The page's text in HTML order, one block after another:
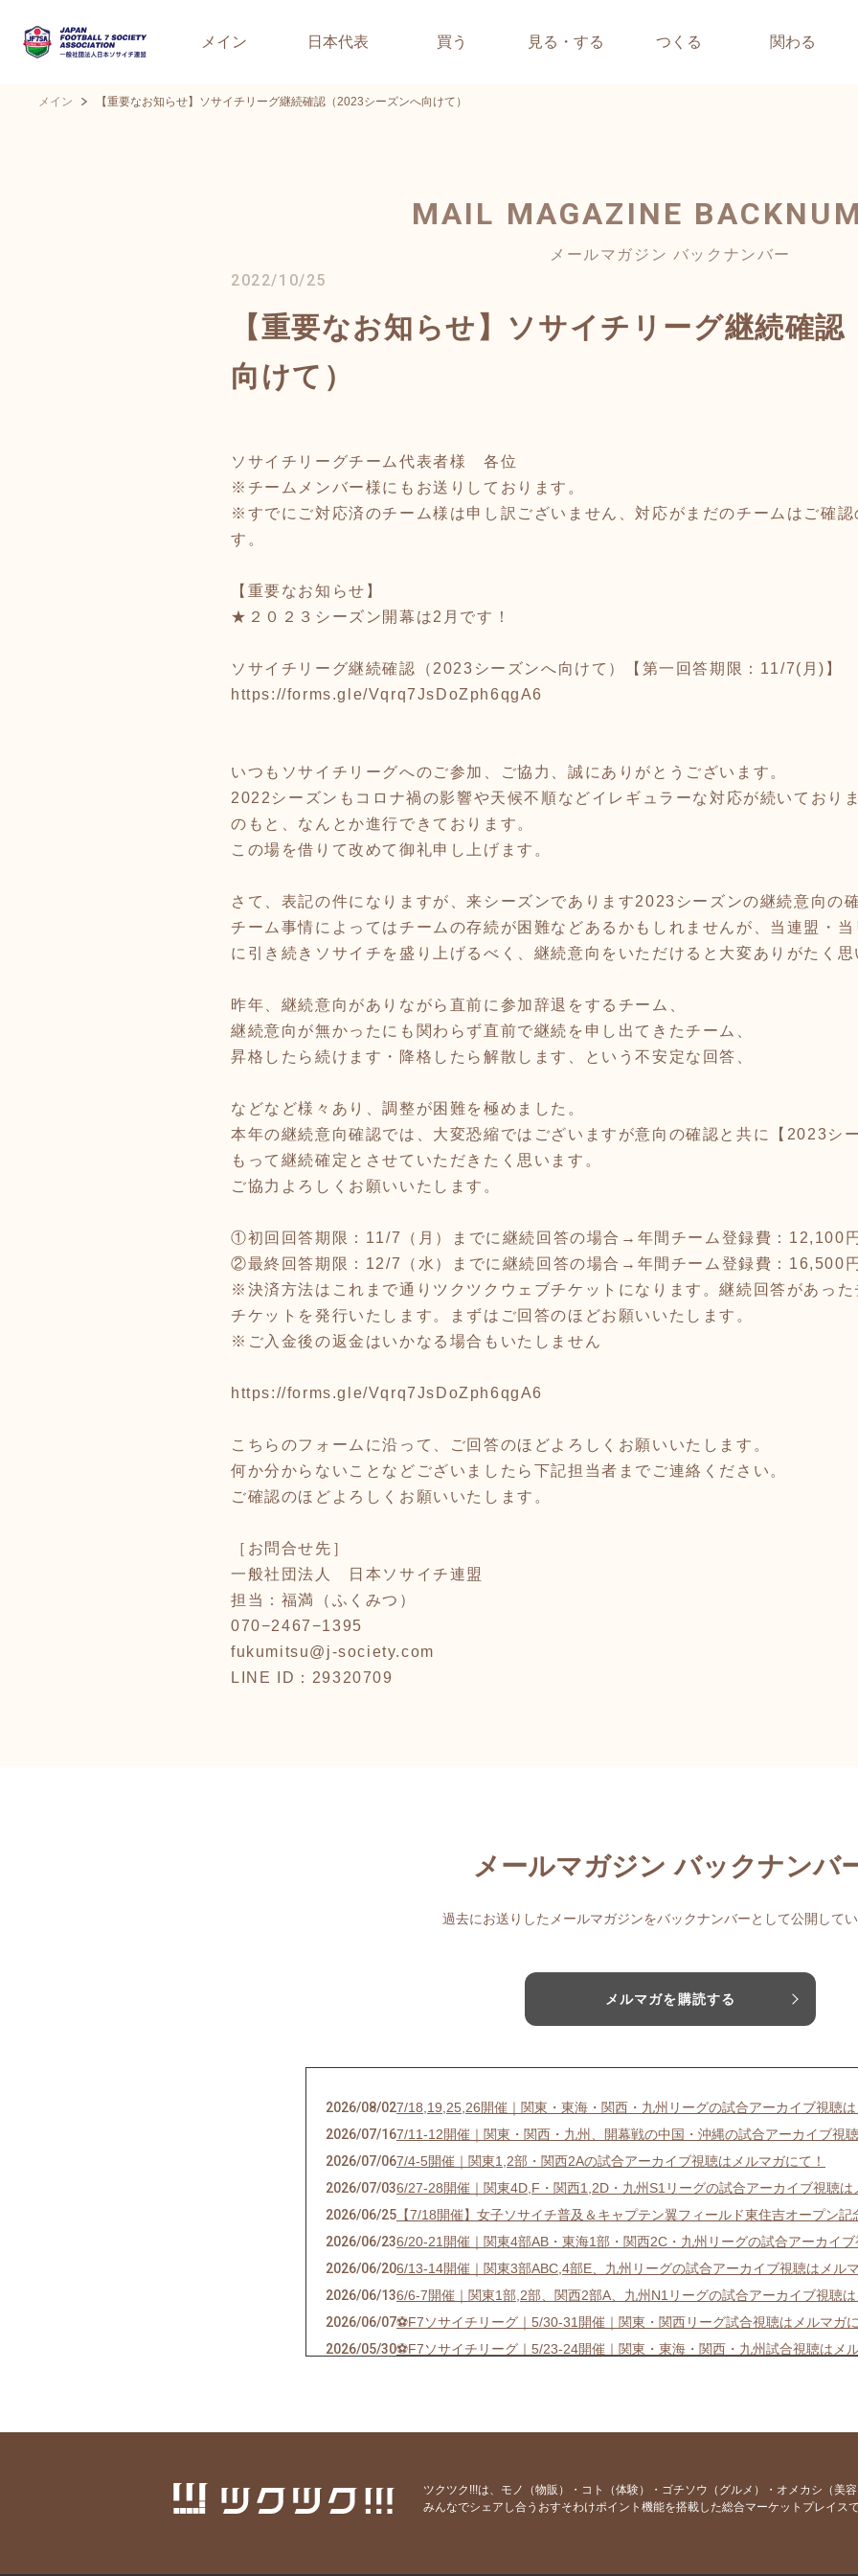
メイン 日本代表 買う 見る・する つくる 関わる
メイン 【重要なお知らせ】ソサイチリーグ継続確認（2023シーズンへ向けて）
MAIL MAGAZINE
メールマガジン バックナンバー
2022/10/25
【重要なお知らせ】ソサイチリーグ継続確
向けて）
ソサイチリーグチーム代表者様 各位
※チームメンバー様にもお送りしております。
※すでにご対応済のチーム様は申し訳ございません、対応がまだのチームはご確認
す。
【重要なお知らせ】
★２０２３シーズン開幕は2月です！
ソサイチリーグ継続確認（2023シーズンへ向けて）【第一回答期限：11/7(月)】
https://forms.gle/Vqrq7JsDoZph6qgA6
いつもソサイチリーグへのご参加、ご協力、誠にありがとうございます。
2022シーズンもコロナ禍の影響や天候不順などイレギュラーな対応が続いており
のもと、なんとか進行できております。
この場を借りて改めて御礼申し上げます。
さて、表記の件になりますが、来シーズンであります2023シーズンの継続意向の
チーム事情によってはチームの存続が困難などあるかもしれませんが、当連盟・
に引き続きソサイチを盛り上げるべく、継続意向をいただけると大変ありがたく思
昨年、継続意向がありながら直前に参加辞退をするチーム、
継続意向が無かったにも関わらず直前で継続を申し出てきたチーム、
昇格したら続けます・降格したら解散します、という不安定な回答、
などなど様々あり、調整が困難を極めました。
本年の継続意向確認では、大変恐縮ではございますが意向の確認と共に【2023シ
もって継続確定とさせていただきたく思います。
ご協力よろしくお願いいたします。
①初回回答期限：11/7（月）までに継続回答の場合→年間チーム登録費：12,100円
②最終回答期限：12/7（水）までに継続回答の場合→年間チーム登録費：16,500円
※決済方法はこれまで通りツクツクウェブチケットになります。継続回答があっ
チケットを発行いたします。まずはご回答のほどお願いいたします。
※ご入金後の返金はいかなる場合もいたしません
https://forms.gle/Vqrq7JsDoZph6qgA6
こちらのフォームに沿って、ご回答のほどよろしくお願いいたします。
何か分からないことなどございましたら下記担当者までご連絡ください。
ご確認のほどよろしくお願いいたします。
［お問合せ先］
一般社団法人 日本ソサイチ連盟
担当：福満（ふくみつ）
070−2467−1395
fukumitsu@j-society.com
LINE ID：29320709
メールマガジン バックナンバ
過去にお送りしたメールマガジンをバックナンバーとして公開してい
メルマガを購読する
2026/08/027/18,19,25,26開催｜関東・東海・関西・九州リーグの試合アーカイブ視聴は
2026/07/167/11-12開催｜関東・関西・九州、開幕戦の中国・沖縄の試合アーカイブ視
2026/07/067/4-5開催｜関東1,2部・関西2Aの試合アーカイブ視聴はメルマガにて！
2026/07/036/27-28開催｜関東4D,F・関西1,2D・九州S1リーグの試合アーカイブ視聴は
2026/06/25 【7/18開催】女子ソサイチ普及＆キャプテン翼フィールド東住吉オープン記
2026/06/236/20-21開催｜関東4部AB・東海1部・関西2C・九州リーグの試合アーカイブ
2026/06/206/13-14開催｜関東3部ABC,4部E、九州リーグの試合アーカイブ視聴はメル
2026/06/136/6-7開催｜関東1部,2部、関西2部A、九州N1リーグの試合アーカイブ視聴は
2026/06/07⚽F7ソサイチリーグ｜5/30-31開催｜関東・関西リーグ試合視聴はメルマガに
2026/05/30⚽F7ソサイチリーグ｜5/23-24開催｜関東・東海・関西・九州試合視聴はメ
2026/05/17⚽F7ソサイチリーグ｜5/9-10開催｜関東・関西・九州試合視聴はメルマガに
⚽F7ソサイチリーグ｜4/18-19開催｜関東・東海・関西・九州試合視聴はメ
2026/04/18
⚽F7ソサイチリーグ｜4/11-12開催｜関東・関西・九州試合視聴はメルマガに
ツクツク!!!は、モノ（物販）・コト（体験）・ゴチソウ（グルメ）・オメカシ（美
みんなでシェアし合うおすそわけポイント機能を搭載した総合マーケットプレイスで